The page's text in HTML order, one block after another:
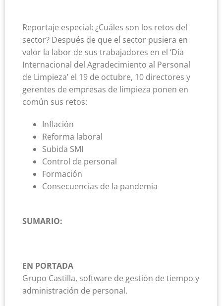
Reportaje especial: ¿Cuáles son los retos del
sector? Después de que el sector pusiera en
valor la labor de sus trabajadores en el ‘Día
Internacional del Agradecimiento al Personal
de Limpieza’ el 19 de octubre, 10 directores y
gerentes de empresas de limpieza ponen en
común sus retos:
Inflación
Reforma laboral
Subida SMI
Control de personal
Formación
Consecuencias de la pandemia
SUMARIO:
EN PORTADA
Grupo Castilla, software de gestión de tiempo y
administración de personal.